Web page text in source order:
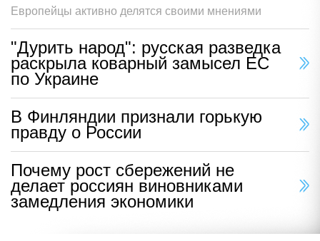
Европейцы активно делятся своими мнениями
"Дурить народ": русская разведка
раскрыла коварный замысел ЕС
по Украине
В Финляндии признали горькую
правду о России
Почему рост сбережений не
делает россиян виновниками
замедления экономики